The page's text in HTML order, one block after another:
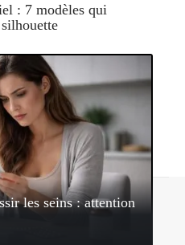
: 7 modèles qui
les seins : attention
légales Sitemap